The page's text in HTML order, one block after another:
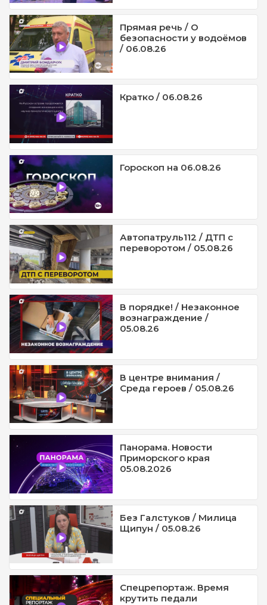
Прямая речь / О
безопасности у водоёмов
/ 06.08.26
Кратко / 06.08.26
Гороскоп на 06.08.26
Автопатруль112 / ДТП с
переворотом / 05.08.26
В порядке! / Незаконное
вознаграждение /
05.08.26
В центре внимания /
Среда героев / 05.08.26
Панорама. Новости
Приморского края
05.08.2026
Без Галстуков / Милица
Щипун / 05.08.26
Спецрепортаж. Время
крутить педали